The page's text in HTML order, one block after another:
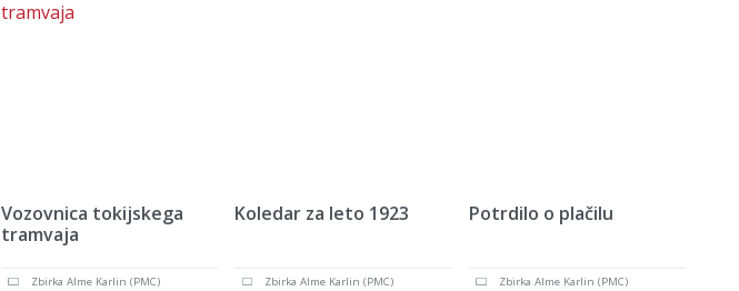
Vozovnica tokijskega
tramvaja
Zbirka Alme Karlin (PMC)
Koledar za leto 1923
Zbirka Alme Karlin (PMC)
Potrdilo o plačilu
Zbirka Alme Karlin (PMC)